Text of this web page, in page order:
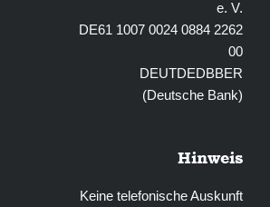
e. V.
DE61 1007 0024 0884 2262
00
DEUTDEDBBER
(Deutsche Bank)
Hinweis
Keine telefonische Auskunft